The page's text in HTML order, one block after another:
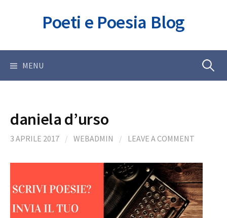
Poeti e Poesia Blog
MENU Ricerca
daniela d’urso
3 APRILE 2017 / WEBADMIN / LEAVE A COMMENT